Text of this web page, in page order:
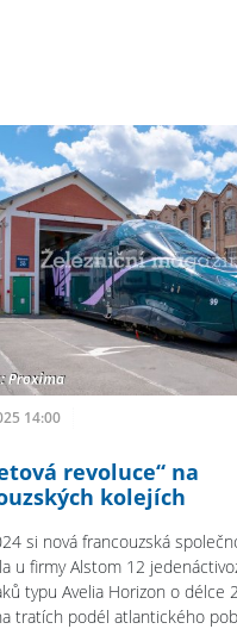
14:00
revoluce“ na
kolejích
si nová francouzská
u firmy Alstom 12
typu Avelia Horizon o délce
tratích podél atlantického